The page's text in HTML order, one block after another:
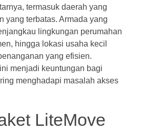
termasuk daerah yang
yang terbatas. Armada yang
lingkungan perumahan
hingga lokasi usaha kecil
yang efisien.
menjadi keuntungan bagi
menghadapi masalah akses
LiteMove